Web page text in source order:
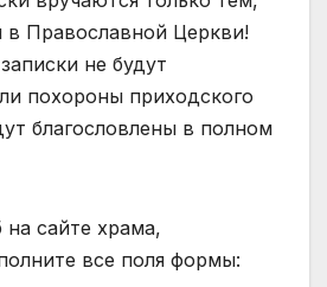
в Православной Церкви!
не будут
похороны приходского
благословлены в полном
на сайте храма,
все поля формы: